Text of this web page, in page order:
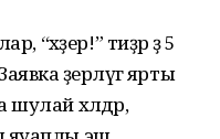
“хәҙер!” тиҙәр ҙә 5
әҙерләүгә ярты
хәлдәр,